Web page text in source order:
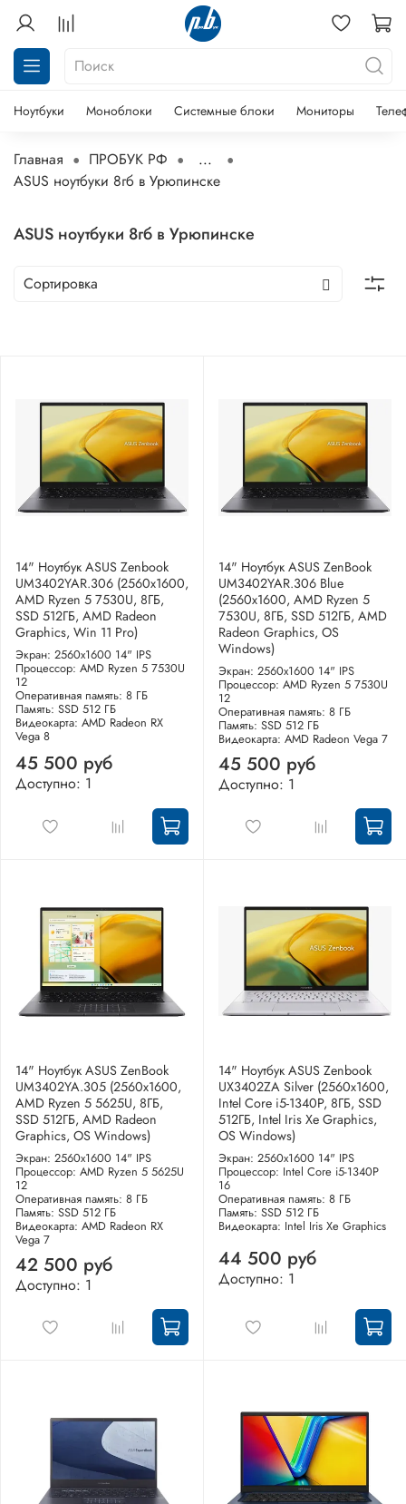
Ноутбуки Моноблоки Системные блоки Мониторы
Главная ПРОБУК РФ
...
ASUS ноутбуки 8гб в Урюпинске
ASUS ноутбуки 8гб в Урюпинске
14" Ноутбук ASUS Zenbook
UM3402YAR.306 (2560x1600,
AMD Ryzen 5 7530U, 8ГБ,
SSD 512ГБ, AMD Radeon
Graphics, Win 11 Pro)
Экран: 2560x1600 14" IPS
Процессор: AMD Ryzen 5 7530U
12
Оперативная память: 8 ГБ
Память: SSD 512 ГБ
Видеокарта: AMD Radeon RX
Vega 8
45 500 руб
Доступно: 1
14" Ноутбук ASUS ZenBook
UM3402YAR.306 Blue
(2560x1600, AMD Ryzen 5
7530U, 8ГБ, SSD 512ГБ, AMD
Radeon Graphics, OS
Windows)
Экран: 2560x1600 14" IPS
Процессор: AMD Ryzen 5 7530U
12
Оперативная память: 8 ГБ
Память: SSD 512 ГБ
Видеокарта: AMD Radeon Vega 7
45 500 руб
Доступно: 1
14" Ноутбук ASUS ZenBook
UM3402YA.305 (2560x1600,
AMD Ryzen 5 5625U, 8ГБ,
SSD 512ГБ, AMD Radeon
Graphics, OS Windows)
Экран: 2560x1600 14" IPS
Процессор: AMD Ryzen 5 5625U
12
Оперативная память: 8 ГБ
Память: SSD 512 ГБ
Видеокарта: AMD Radeon RX
Vega 7
42 500 руб
Доступно: 1
14" Ноутбук ASUS Zenbook
UX3402ZA Silver (2560x1600,
Intel Core i5-1340P, 8ГБ, SSD
512ГБ, Intel Iris Xe Graphics,
OS Windows)
Экран: 2560x1600 14" IPS
Процессор: Intel Core i5-1340P
16
Оперативная память: 8 ГБ
Память: SSD 512 ГБ
Видеокарта: Intel Iris Xe Graphics
44 500 руб
Доступно: 1